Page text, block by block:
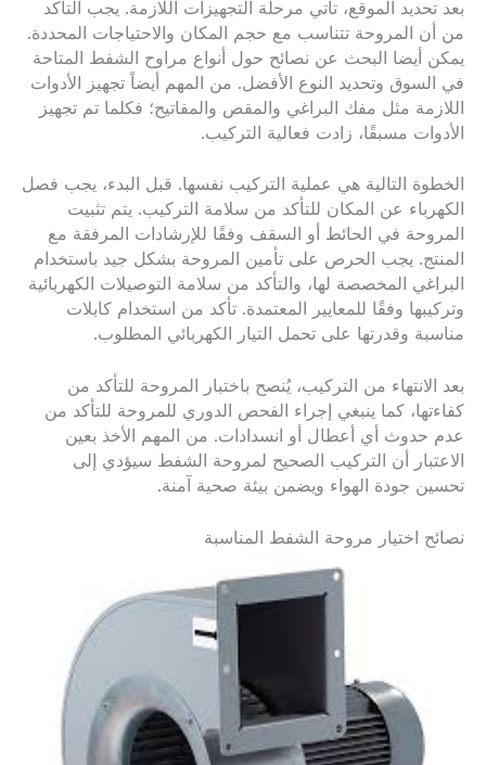
بعد تحديد الموقع، تأتي مرحلة التجهيزات اللازمة. يجب التأكد
من أن المروحة تتناسب مع حجم المكان والاحتياجات المحددة.
يمكن أيضا البحث عن نصائح حول أنواع مراوح الشفط المتاحة
في السوق وتحديد النوع الأفضل. من المهم أيضاً تجهيز الأدوات
اللازمة مثل مفك البراغي والمقص والمفاتيح؛ فكلما تم تجهيز
الأدوات مسبقًا، زادت فعالية التركيب.
الخطوة التالية هي عملية التركيب نفسها. قبل البدء، يجب فصل
الكهرباء عن المكان للتأكد من سلامة التركيب. يتم تثبيت
المروحة في الحائط أو السقف وفقًا للإرشادات المرفقة مع
المنتج. يجب الحرص على تأمين المروحة بشكل جيد باستخدام
البراغي المخصصة لها، والتأكد من سلامة التوصيلات الكهربائية
وتركيبها وفقًا للمعايير المعتمدة. تأكد من استخدام كابلات
مناسبة وقدرتها على تحمل التيار الكهربائي المطلوب.
بعد الانتهاء من التركيب، يُنصح باختبار المروحة للتأكد من
كفاءتها، كما ينبغي إجراء الفحص الدوري للمروحة للتأكد من
عدم حدوث أي أعطال أو انسدادات. من المهم الأخذ بعين
الاعتبار أن التركيب الصحيح لمروحة الشفط سيؤدي إلى
تحسين جودة الهواء ويضمن بيئة صحية آمنة.
نصائح اختيار مروحة الشفط المناسبة